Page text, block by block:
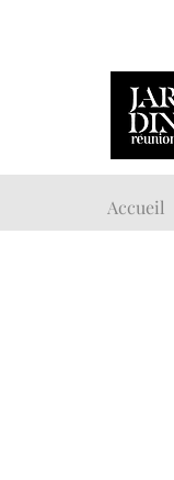
Accueil